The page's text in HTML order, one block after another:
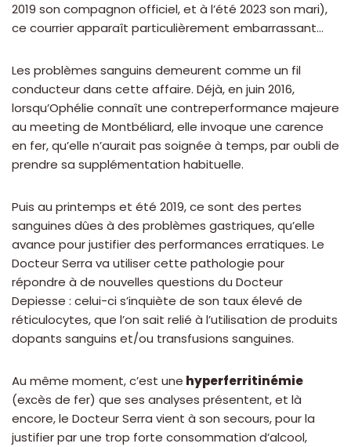
2019 son compagnon officiel, et à l’été 2023 son mari),
ce courrier apparaît particulièrement embarrassant…
Les problèmes sanguins demeurent comme un fil
conducteur dans cette affaire. Déjà, en juin 2016,
lorsqu’Ophélie connaît une contreperformance majeure
au meeting de Montbéliard, elle invoque une carence
en fer, qu’elle n’aurait pas soignée à temps, par oubli de
prendre sa supplémentation habituelle.
Puis au printemps et été 2019, ce sont des pertes
sanguines dûes à des problèmes gastriques, qu’elle
avance pour justifier des performances erratiques. Le
Docteur Serra va utiliser cette pathologie pour
répondre à de nouvelles questions du Docteur
Depiesse : celui-ci s’inquiète de son taux élevé de
réticulocytes, que l’on sait relié à l’utilisation de produits
dopants sanguins et/ou transfusions sanguines.
Au même moment, c’est une hyperferritinémie
(excès de fer) que ses analyses présentent, et là
encore, le Docteur Serra vient à son secours, pour la
justifier par une trop forte consommation d’alcool,